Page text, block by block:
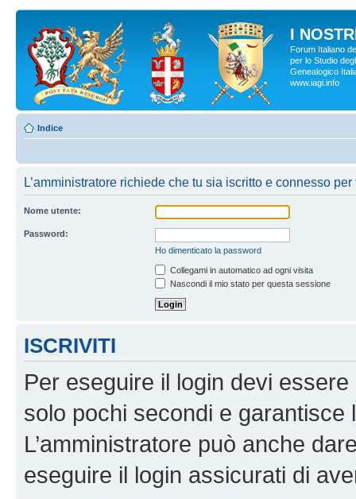
I
Forum Italiano
per lo Studio
Genealogico
www.iagi.info
Indice
L’amministratore richiede che tu sia iscritto e connesso
Nome utente:
Password:
Ho dimenticato la password
Collegami in automatico ad ogni visita
Nascondi il mio stato per questa sessione
ISCRIVITI
Per eseguire il login devi
solo pochi secondi e garantisce
L’amministratore può anche
eseguire il login assicurati di